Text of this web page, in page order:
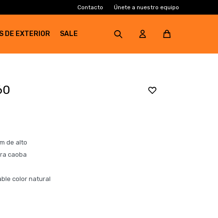
DE EXTERIOR SALE
Contacto Únete a nuestro equipo
de alto
caoba
color natural